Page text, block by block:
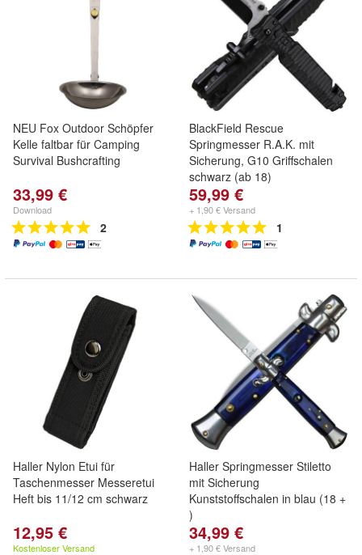
NEU Fox Outdoor Schöpfer
Kelle faltbar für Camping
Survival Bushcrafting
33,99 €
Download
2
BlackField Rescue
Springmesser R.A.K. mit
Sicherung, G10 Griffschalen
schwarz (ab 18)
59,99 €
+ 1,90 € Versand
1
Haller Nylon Etui für
Taschenmesser Messeretui
Heft bis 11/12 cm schwarz
12,95 €
Kostenloser Versand
Haller Springmesser Stiletto
mit Sicherung
Kunststoffschalen in blau (18 +
)
34,99 €
+ 1,90 € Versand